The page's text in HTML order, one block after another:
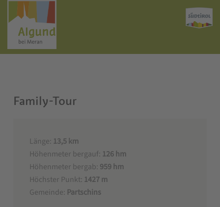
Family-Tour
Länge: 13,5 km
Höhenmeter bergauf: 126 hm
Höhenmeter bergab: 959 hm
Höchster Punkt: 1427 m
Gemeinde: Partschins